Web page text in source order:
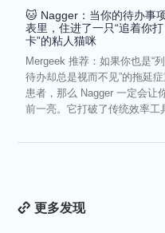
🐱 Nagger：当你的待办事
表里，住进了一只“追着你打
卡”的粘人猫咪
Mergeek 推荐：如果你也是“
待办却总是视而不见”的拖延
患者，那么 Nagger 一定会让
前一亮。它打破了传统效率工
更多发现